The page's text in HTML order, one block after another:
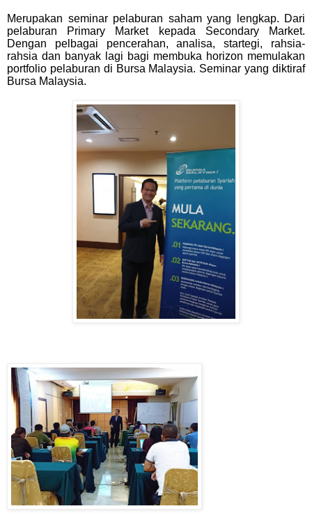
Merupakan seminar pelaburan saham yang lengkap. Dari
pelaburan Primary Market kepada Secondary Market.
Dengan pelbagai pencerahan, analisa, startegi, rahsia-
rahsia dan banyak lagi bagi membuka horizon memulakan
portfolio pelaburan di Bursa Malaysia. Seminar yang diktiraf
Bursa Malaysia.